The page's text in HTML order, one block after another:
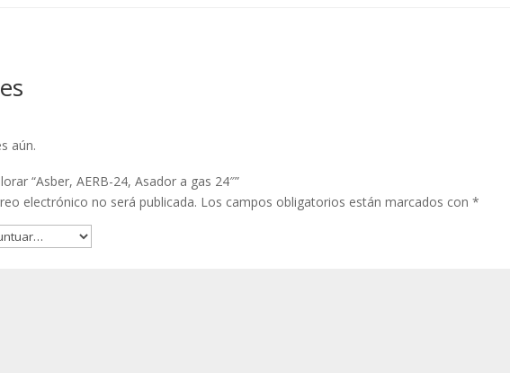
aún.
“Asber, AERB-24, Asador a gas 24″”
electrónico no será publicada. Los campos obligatorios están marcados con*